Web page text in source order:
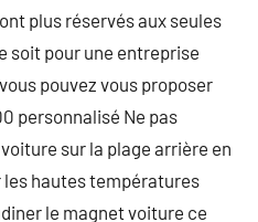
plus réservés aux seules
soit pour une entreprise
pouvez vous proposer
personnalisé Ne pas
sur la plage arrière en
hautes températures
le magnet voiture ce